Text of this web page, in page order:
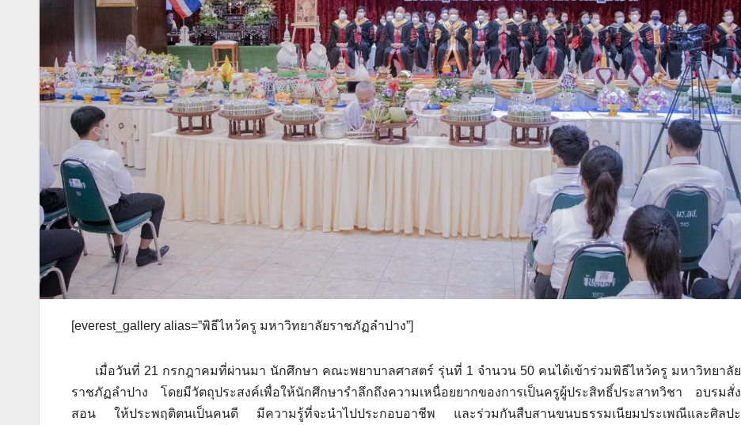
[everest_gallery alias=”พิธีไหว้ครู มหาวิทยาลัยราชภัฏลำปาง”]
เมื่อวันที่ 21 กรกฎาคมที่ผ่านมา นักศึกษา คณะพยาบาลศาสตร์ รุ่นที่ 1 จำนวน 50 คนได้เข้าร่วมพิธีไหว้ครู มหาวิทยาลัย
ราชภัฏลำปาง โดยมีวัตถุประสงค์เพื่อให้นักศึกษารำลึกถึงความเหนื่อยยากของการเป็นครูผู้ประสิทธิ์ประสาทวิชา อบรมสั่ง
สอน ให้ประพฤติตนเป็นคนดี มีความรู้ที่จะนำไปประกอบอาชีพ และร่วมกันสืบสานขนบธรรมเนียมประเพณีและศิลปะ